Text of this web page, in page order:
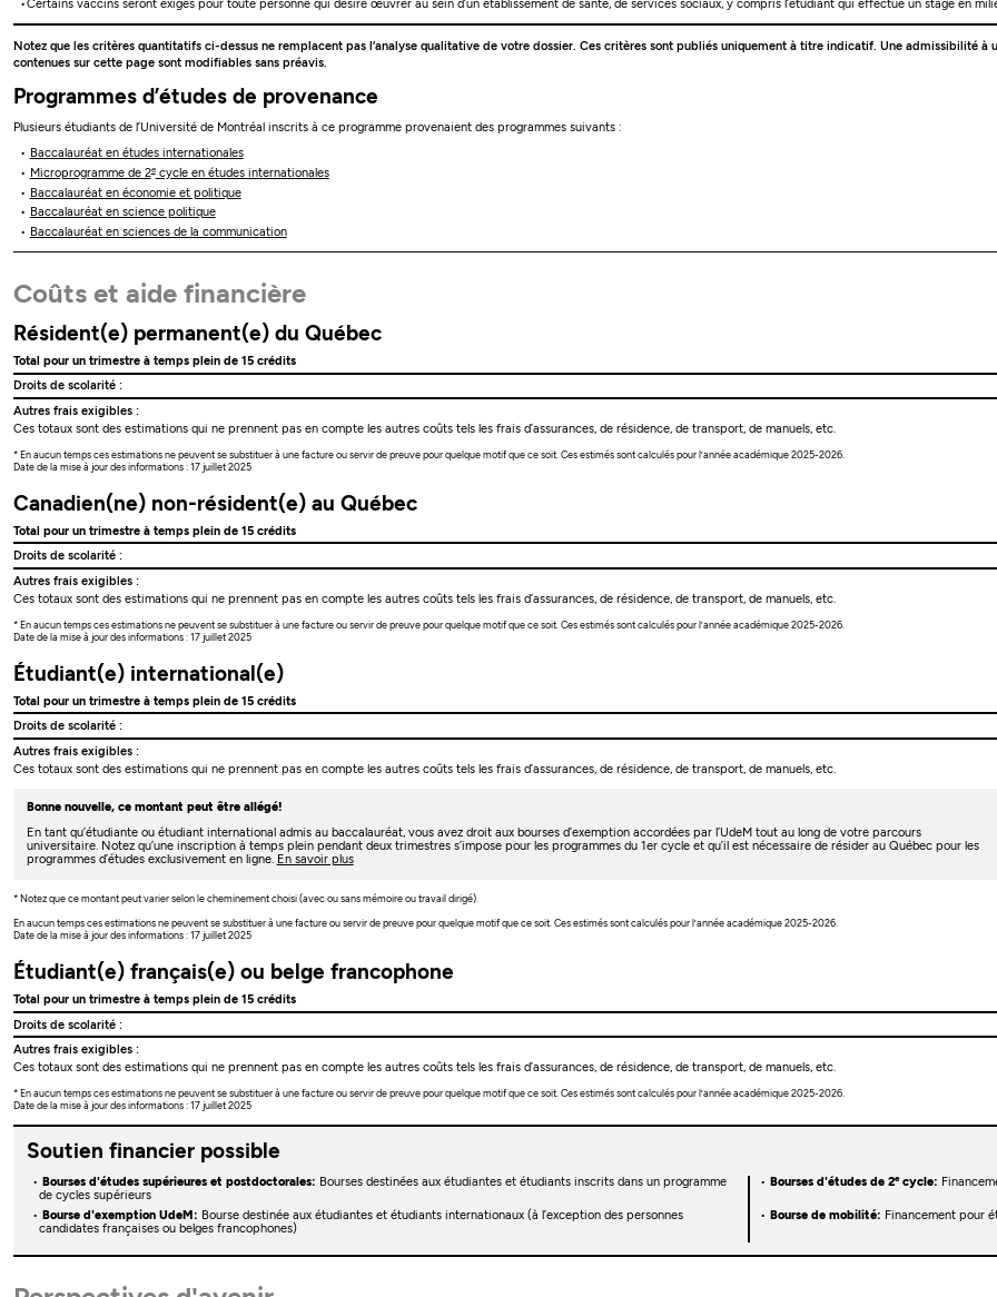
Certains vaccins seront exigés pour toute personne qui désire œuvrer au sein d’un établissement de santé, de services sociaux, y compris l’étudiant qui effectue un stage en
Notez que les critères quantitatifs ci-dessus ne remplacent pas l’analyse qualitative de votre dossier. Ces critères sont publiés uniquement à titre indicatif. Une admissibilité à
contenues sur cette page sont modifiables sans préavis.
Programmes d’études de provenance
Plusieurs étudiants de l’Université de Montréal inscrits à ce programme provenaient des programmes suivants :
Baccalauréat en études internationales
Microprogramme de 2ecycle en études internationales
Baccalauréat en économie et politique
Baccalauréat en science politique
Baccalauréat en sciences de la communication
Coûts et aide financière
Résident(e) permanent(e) du Québec
Total pour un trimestre à temps plein de 15 crédits
Droits de scolarité :
Autres frais exigibles :
Ces totaux sont des estimations qui ne prennent pas en compte les autres coûts tels les frais d’assurances, de résidence, de transport, de manuels, etc.
* En aucun temps ces estimations ne peuvent se substituer à une facture ou servir de preuve pour quelque motif que ce soit. Ces estimés sont calculés pour l’année académique 2025-2026.
Date de la mise à jour des informations : 17 juillet 2025
Canadien(ne) non-résident(e) au Québec
Total pour un trimestre à temps plein de 15 crédits
Droits de scolarité :
Autres frais exigibles :
Ces totaux sont des estimations qui ne prennent pas en compte les autres coûts tels les frais d’assurances, de résidence, de transport, de manuels, etc.
* En aucun temps ces estimations ne peuvent se substituer à une facture ou servir de preuve pour quelque motif que ce soit. Ces estimés sont calculés pour l’année académique 2025-2026.
Date de la mise à jour des informations : 17 juillet 2025
Étudiant(e) international(e)
Total pour un trimestre à temps plein de 15 crédits
Droits de scolarité :
Autres frais exigibles :
Ces totaux sont des estimations qui ne prennent pas en compte les autres coûts tels les frais d’assurances, de résidence, de transport, de manuels, etc.
Bonne nouvelle, ce montant peut être allégé!
En tant qu’étudiante ou étudiant international admis au baccalauréat, vous avez droit aux bourses d’exemption accordées par l’UdeM tout au long de votre parcours
universitaire. Notez qu’une inscription à temps plein pendant deux trimestres s’impose pour les programmes du 1er cycle et qu’il est nécessaire de résider au Québec pour les
programmes d’études exclusivement en ligne. En savoir plus
* Notez que ce montant peut varier selon le cheminement choisi (avec ou sans mémoire ou travail dirigé).
En aucun temps ces estimations ne peuvent se substituer à une facture ou servir de preuve pour quelque motif que ce soit. Ces estimés sont calculés pour l’année académique 2025-2026.
Date de la mise à jour des informations : 17 juillet 2025
Étudiant(e) français(e) ou belge francophone
Total pour un trimestre à temps plein de 15 crédits
Droits de scolarité :
Autres frais exigibles :
Ces totaux sont des estimations qui ne prennent pas en compte les autres coûts tels les frais d’assurances, de résidence, de transport, de manuels, etc.
* En aucun temps ces estimations ne peuvent se substituer à une facture ou servir de preuve pour quelque motif que ce soit. Ces estimés sont calculés pour l’année académique 2025-2026.
Date de la mise à jour des informations : 17 juillet 2025
Soutien financier possible
Bourses d'études supérieures et postdoctorales: Bourses destinées aux étudiantes et étudiants inscrits dans un programme
de cycles supérieurs
Bourses d'études de 2ecycle:
Bourse d'exemption UdeM: Bourse destinée aux étudiantes et étudiants internationaux (à l’exception des personnes
candidates françaises ou belges francophones)
Bourse de mobilité: Financement pour